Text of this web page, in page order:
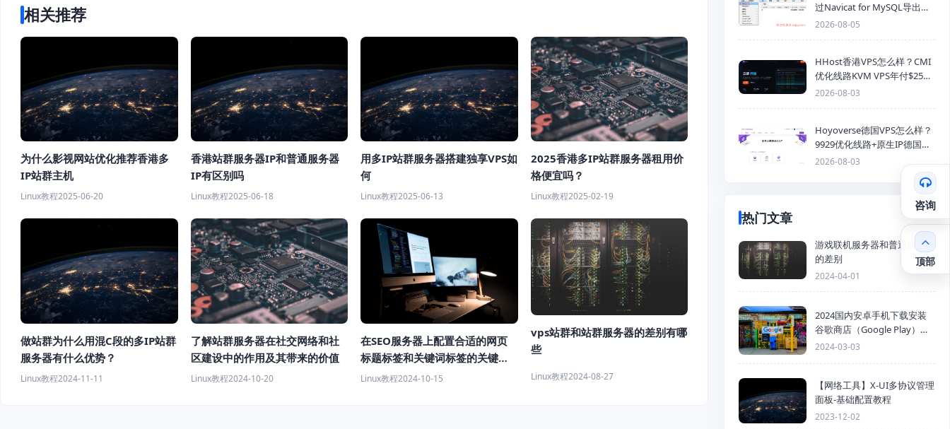
相关推荐
为什么影视网站优化推荐香港多
IP站群主机
Linux教程2025-06-20
香港站群服务器IP和普通服务器
IP有区别吗
Linux教程2025-06-18
用多IP站群服务器搭建独享VPS如
何
Linux教程2025-06-13
2025香港多IP站群服务器租用价
格便宜吗？
Linux教程2025-02-19
做站群为什么用混C段的多IP站群
服务器有什么优势？
Linux教程2024-11-11
了解站群服务器在社交网络和社
区建设中的作用及其带来的价值
Linux教程2024-10-20
在SEO服务器上配置合适的网页
标题标签和关键词标签的关键步
骤
Linux教程2024-10-15
vps站群和站群服务器的差别有哪
些
Linux教程2024-08-27
过Navicat for MySQL导出
Mysql数据库为SQL格式备份
2026-08-05
HHost香港VPS怎么样？CMI
优化线路KVM VPS年付$25
起，4GB内存优惠套餐
2026-08-03
Hoyoverse德国VPS怎么样？
9929优化线路+原生IP德国
KVM VPS推荐
2026-08-03
热门文章
游戏联机服务器和普通服务器
的差别
2024-04-01
2024国内安卓手机下载安装
谷歌商店（Google Play）详
细步骤
2024-03-03
【网络工具】X-UI多协议管理
面板-基础配置教程
2023-12-02
咨询
顶部